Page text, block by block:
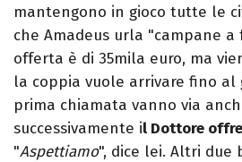
mantengono in gioco tutte le
che Amadeus urla "campane a
offerta è di 35mila euro, ma
la coppia vuole arrivare fino al
prima chiamata vanno via
successivamente il Dottore
"Aspettiamo", dice lei. Altri due